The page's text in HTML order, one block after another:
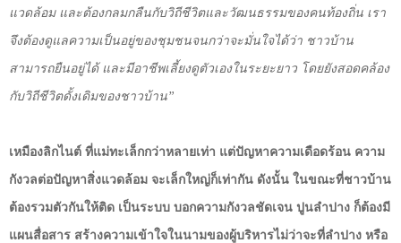
แวดล้อม และต้องกลมกลืนกับวิถีชีวิตและวัฒนธรรมของคนท้องถิ่น เรา
จึงต้องดูแลความเป็นอยู่ของชุมชนจนกว่าจะมั่นใจได้ว่า ชาวบ้าน
สามารถยืนอยู่ได้ และมีอาชีพเลี้ยงดูตัวเองในระยะยาว โดยยังสอดคล้อง
กับวิถีชีวิตดั้งเดิมของชาวบ้าน”
เหมืองลิกไนต์ ที่แม่ทะเล็กกว่าหลายเท่า แต่ปัญหาความเดือดร้อน ความ
กังวลต่อปัญหาสิ่งแวดล้อม จะเล็กใหญ่ก็เท่ากัน ดังนั้น ในขณะที่ชาวบ้าน
ต้องรวมตัวกันให้ติด เป็นระบบ บอกความกังวลชัดเจน ปูนลำปาง ก็ต้องมี
แผนสื่อสาร สร้างความเข้าใจในนามของผู้บริหารไม่ว่าจะที่ลำปาง หรือ